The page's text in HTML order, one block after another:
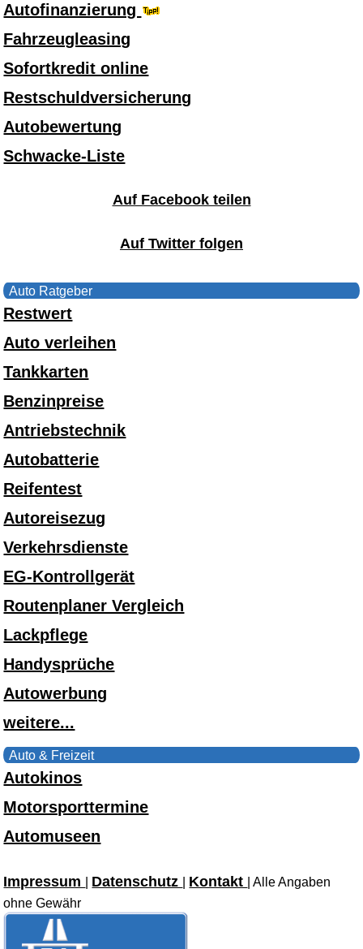
Autofinanzierung
Fahrzeugleasing
Sofortkredit online
Restschuldversicherung
Autobewertung
Schwacke-Liste
Auf Facebook teilen
Auf Twitter folgen
Auto Ratgeber
Restwert
Auto verleihen
Tankkarten
Benzinpreise
Antriebstechnik
Autobatterie
Reifentest
Autoreisezug
Verkehrsdienste
EG-Kontrollgerät
Routenplaner Vergleich
Lackpflege
Handysprüche
Autowerbung
weitere...
Auto & Freizeit
Autokinos
Motorsporttermine
Automuseen
Impressum Datenschutz Kontakt
| Alle Angaben
ohne Gewähr